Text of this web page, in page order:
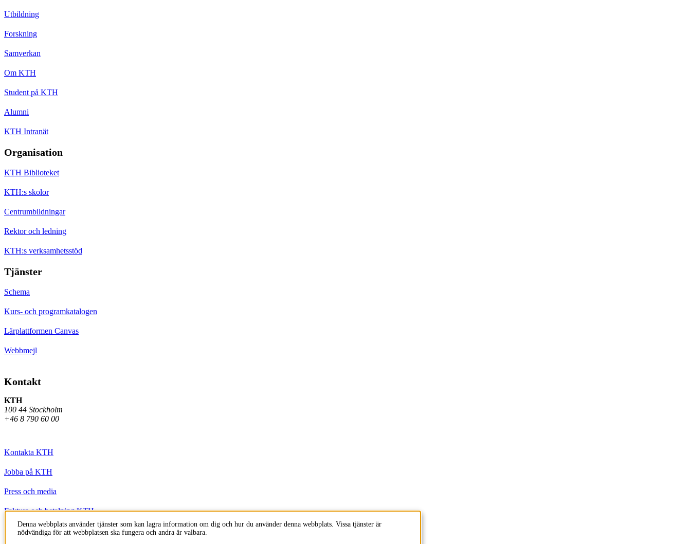
Utbildning
Forskning
Samverkan
Om KTH
Student på KTH
Alumni
KTH Intranät
Organisation
KTH Biblioteket
KTH:s skolor
Centrumbildningar
Rektor och ledning
KTH:s verksamhetsstöd
Tjänster
Schema
Kurs- och programkatalogen
Lärplattformen Canvas
Webbmejl
Kontakt
KTH
100 44 Stockholm
+46 8 790 60 00
Kontakta KTH
Jobba på KTH
Press och media
Faktura och betalning KTH
Om KTH:s webbplatser
Denna webbplats använder tjänster som kan lagra information om dig och hur du använder denna webbplats. Vissa tjänster är
nödvändiga för att webbplatsen ska fungera och andra är valbara.